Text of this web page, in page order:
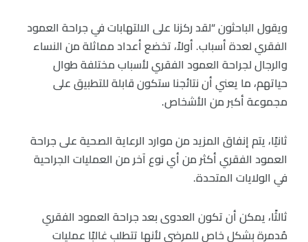
ويقول الباحثون “لقد ركزنا على الالتهابات في جراحة العمود
الفقري لعدة أسباب. أولاً، تخضع أعداد مماثلة من النساء
والرجال لجراحة العمود الفقري لأسباب مختلفة طوال
حياتهم، ما يعني أن نتائجنا ستكون قابلة للتطبيق على
مجموعة أكبر من الأشخاص.
ثانيًا، يتم إنفاق المزيد من موارد الرعاية الصحية على جراحة
العمود الفقري أكثر من أي نوع آخر من العمليات الجراحية
في الولايات المتحدة.
ثالثًا، يمكن أن تكون العدوى بعد جراحة العمود الفقري
مُدمرة بشكل خاص للمرضى لأنها تتطلب غالبًا عمليات